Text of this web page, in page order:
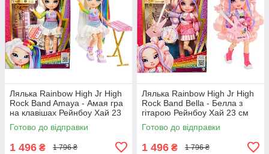
Лялька Rainbow High Jr High
Rock Band Amaya - Амая гра
на клавішах Рейнбоу Хай 23
см 565772
Готово до відправки
1 496 ₴ 1 796 ₴
Лялька Rainbow High Jr High
Rock Band Bella - Белла з
гітарою Рейнбоу Хай 23 см
565659
Готово до відправки
1 496 ₴ 1 796 ₴